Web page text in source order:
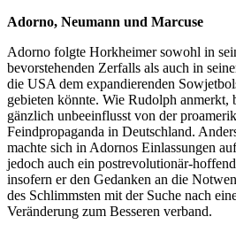
Adorno, Neumann und Marcuse
Adorno folgte Horkheimer sowohl in
bevorstehenden Zerfalls als auch in
die USA dem expandierenden
gebieten könnte. Wie Rudolph
gänzlich unbeeinflusst von der
Feindpropaganda in Deutschland.
machte sich in Adornos Einlassungen
jedoch auch ein postrevolutionär-
insofern er den Gedanken an die
des Schlimmsten mit der Suche nach
Veränderung zum Besseren verband.